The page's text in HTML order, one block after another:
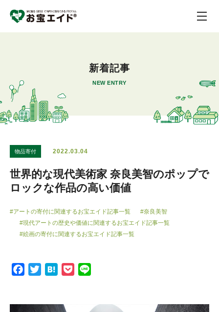
新着記事
NEW ENTRY
物品寄付 2022.03.04
世界的な現代美術家 奈良美智のポップで
ロックな作品の高い価値
#アートの寄付に関連するお宝エイド記事一覧
#奈良美智
#現代アートの歴史や価値に関連するお宝エイド記事一覧
#絵画の寄付に関連するお宝エイド記事一覧
e